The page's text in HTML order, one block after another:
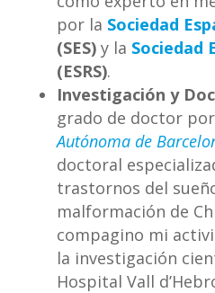
por la Sociedad
(SES)y la Sociedad
(ESRS).
Investigación y
grado de doctor
Autónoma de
doctoral
trastornos del
malformación de
compagino mi
la investigación
Hospital Vall